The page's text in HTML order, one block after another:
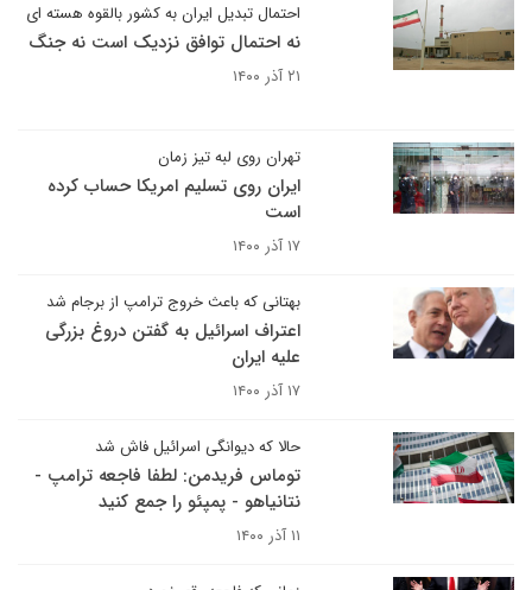
احتمال تبدیل ایران به کشور بالقوه هسته ای
نه احتمال توافق نزدیک است نه جنگ
۲۱ آذر ۱۴۰۰
تهران روی لبه تیز زمان
ایران روی تسلیم امریکا حساب کرده
است
۱۷ آذر ۱۴۰۰
بهتانی که باعث خروج ترامپ از برجام شد
اعتراف اسرائیل به گفتن دروغ بزرگی
علیه ایران
۱۷ آذر ۱۴۰۰
حالا که دیوانگی اسرائیل فاش شد
توماس فریدمن: لطفا فاجعه ترامپ -
نتانیاهو - پمپئو را جمع کنید
۱۱ آذر ۱۴۰۰